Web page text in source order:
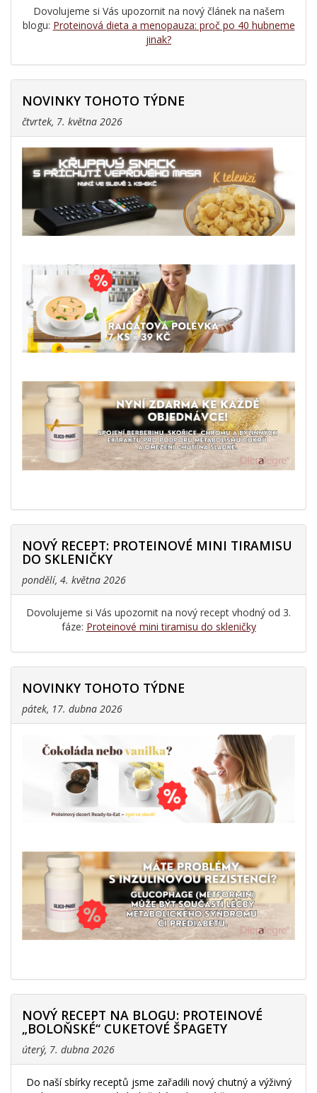
Dovolujeme si Vás upozornit na nový článek na našem
blogu: Proteinová dieta a menopauza: proč po 40 hubneme
jinak?
NOVINKY TOHOTO TÝDNE
čtvrtek, 7. května 2026
NOVÝ RECEPT: PROTEINOVÉ MINI TIRAMISU
DO SKLENIČKY
pondělí, 4. května 2026
Dovolujeme si Vás upozornit na nový recept vhodný od 3.
fáze: Proteinové mini tiramisu do skleničky
NOVINKY TOHOTO TÝDNE
pátek, 17. dubna 2026
NOVÝ RECEPT NA BLOGU: PROTEINOVÉ
„BOLOŇSKÉ“ CUKETOVÉ ŠPAGETY
úterý, 7. dubna 2026
Do naší sbírky receptů jsme zařadili nový chutný a výživný